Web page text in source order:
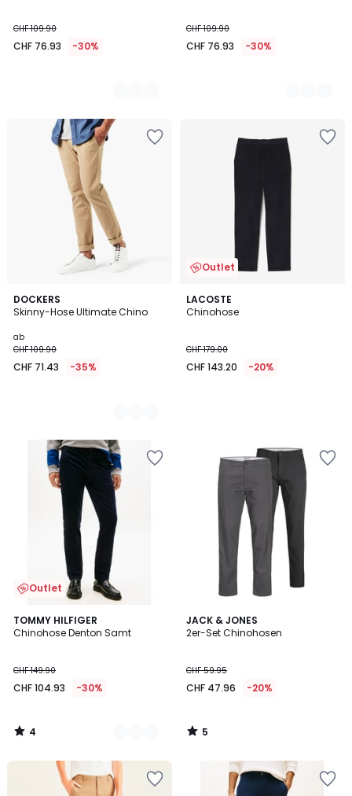
CHF 109.90
CHF 76.93 -30%
CHF 109.90
CHF 76.93 -30%
DOCKERS
Skinny-Hose Ultimate Chino
ab
CHF 109.90
CHF 71.43 -35%
4
Farben
Outlet
LACOSTE
Chinohose
CHF 179.00
CHF 143.20 -20%
Outlet
TOMMY HILFIGER
Chinohose Denton Samt
CHF 149.90
CHF 104.93 -30%
4
/
2
Farben
4
/
JACK & JONES
2er-Set Chinohosen
CHF 59.95
CHF 47.96 -20%
5
/
5
/